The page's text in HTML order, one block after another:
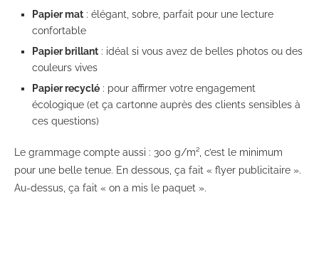
Papier mat : élégant, sobre, parfait pour une lecture
confortable
Papier brillant : idéal si vous avez de belles photos ou des
couleurs vives
Papier recyclé : pour affirmer votre engagement
écologique (et ça cartonne auprès des clients sensibles à
ces questions)
Le grammage compte aussi : 300 g/m², c’est le minimum
pour une belle tenue. En dessous, ça fait « flyer publicitaire ».
Au-dessus, ça fait « on a mis le paquet ».